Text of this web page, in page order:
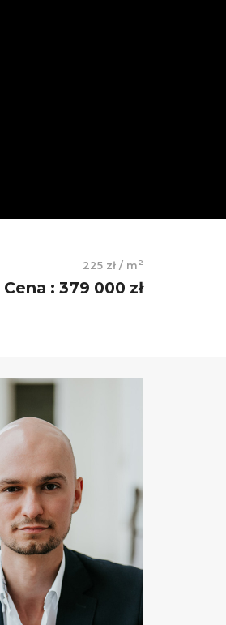
225 zł / m2
Cena : 379 000 zł